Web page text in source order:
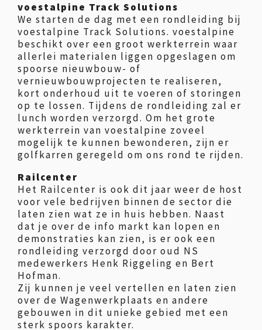
voestalpine Track Solutions
We starten de dag met een rondleiding bij
voestalpine Track Solutions. voestalpine
beschikt over een groot werkterrein waar
allerlei materialen liggen opgeslagen om
spoorse nieuwbouw- of
vernieuwbouwprojecten te realiseren,
kort onderhoud uit te voeren of storingen
op te lossen. Tijdens de rondleiding zal er
lunch worden verzorgd. Om het grote
werkterrein van voestalpine zoveel
mogelijk te kunnen bewonderen, zijn er
golfkarren geregeld om ons rond te rijden.
Railcenter
Het Railcenter is ook dit jaar weer de host
voor vele bedrijven binnen de sector die
laten zien wat ze in huis hebben. Naast
dat je over de info markt kan lopen en
demonstraties kan zien, is er ook een
rondleiding verzorgd door oud NS
medewerkers Henk Riggeling en Bert
Hofman.
Zij kunnen je veel vertellen en laten zien
over de Wagenwerkplaats en andere
gebouwen in dit unieke gebied met een
sterk spoors karakter.